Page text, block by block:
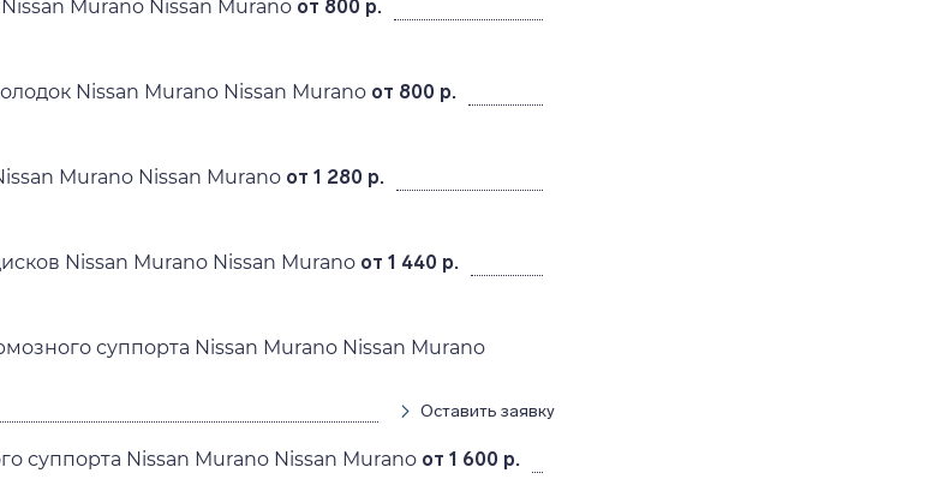
Murano Nissan Murano от 800 р.
Nissan Murano Nissan Murano от 800 р.
Murano Nissan Murano от 1 280 р.
Nissan Murano Nissan Murano от 1 440 р.
суппорта Nissan Murano Nissan Murano
Оставить заявку
суппорта Nissan Murano Nissan Murano от 1 600 р.